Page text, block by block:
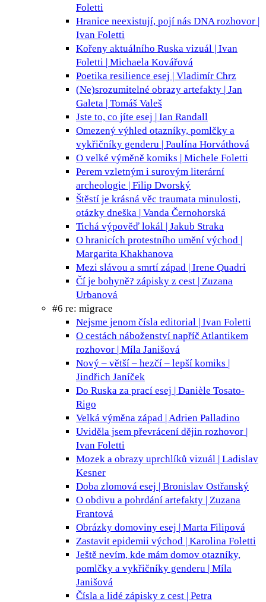
Foletti
Hranice neexistují, pojí nás DNA rozhovor |
Ivan Foletti
Kořeny aktuálního Ruska vizuál | Ivan
Foletti | Michaela Kovářová
Poetika resilience esej | Vladimír Chrz
(Ne)srozumitelné obrazy artefakty | Jan
Galeta | Tomáš Valeš
Jste to, co jíte esej | Ian Randall
Omezený výhled otazníky, pomlčky a
vykřičníky genderu | Paulína Horváthová
O velké výměně komiks | Michele Foletti
Perem vzletným i surovým literární
archeologie | Filip Dvorský
Štěstí je krásná věc traumata minulosti,
otázky dneška | Vanda Černohorská
Tichá výpověď lokál | Jakub Straka
O hranicích protestního umění východ |
Margarita Khakhanova
Mezi slávou a smrtí západ | Irene Quadri
Čí je bohyně? zápisky z cest | Zuzana
Urbanová
#6 re: migrace
Nejsme jenom čísla editorial | Ivan Foletti
O cestách náboženství napříč Atlantikem
rozhovor | Míla Janišová
Nový – větší – hezčí – lepší komiks |
Jindřich Janíček
Do Ruska za prací esej | Danièle Tosato-
Rigo
Velká výměna západ | Adrien Palladino
Uviděla jsem převrácení dějin rozhovor |
Ivan Foletti
Mozek a obrazy uprchlíků vizuál | Ladislav
Kesner
Doba zlomová esej | Bronislav Ostřanský
O obdivu a pohrdání artefakty | Zuzana
Frantová
Obrázky domoviny esej | Marta Filipová
Zastavit epidemii východ | Karolina Foletti
Ještě nevím, kde mám domov otazníky,
pomlčky a vykřičníky genderu | Míla
Janišová
Čísla a lidé zápisky z cest | Petra